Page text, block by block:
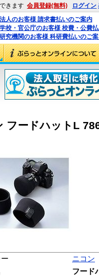
できます 会員登録(無料) ログイン
法人のお客様 請求書払いのご案内
学校・官公庁のお客様 校費・公費
研究機関のお客様 科研費払いのご
フードハットL
ニコン
フード